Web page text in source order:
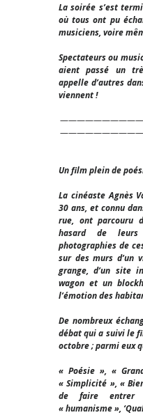
La soirée s’est
où tous ont pu
musiciens, voire
Spectateurs ou
aient passé un
appelle d’autres
viennent !
Un film plein de
La cinéaste Agnès
30 ans, et connu
rue, ont parcouru
hasard de leurs
photographies de
sur des murs d’un
grange, d’un site
wagon et un
l’émotion des
De nombreux
débat qui a suivi le
octobre ; parmi eux
« Poésie », «
« Simplicité », «
de faire
« humanisme »,